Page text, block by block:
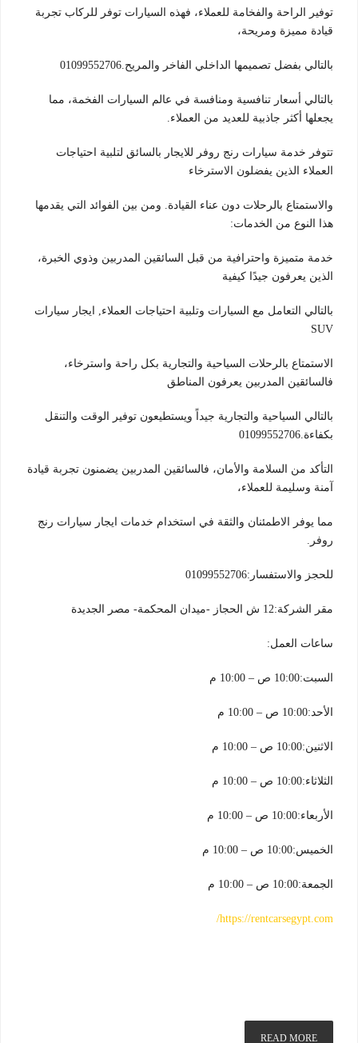
توفير الراحة والفخامة للعملاء، فهذه السيارات توفر للركاب تجربة
قيادة مميزة ومريحة،
بالتالي بفضل تصميمها الداخلي الفاخر والمريح.01099552706
بالتالي أسعار تنافسية ومنافسة في عالم السيارات الفخمة، مما
يجعلها أكثر جاذبية للعديد من العملاء.
تتوفر خدمة سيارات رنج روفر للايجار بالسائق لتلبية احتياجات
العملاء الذين يفضلون الاسترخاء
والاستمتاع بالرحلات دون عناء القيادة. ومن بين الفوائد التي يقدمها
هذا النوع من الخدمات:
خدمة متميزة واحترافية من قبل السائقين المدربين وذوي الخبرة،
الذين يعرفون جيدًا كيفية
بالتالي التعامل مع السيارات وتلبية احتياجات العملاء, ايجار سيارات
SUV
الاستمتاع بالرحلات السياحية والتجارية بكل راحة واسترخاء،
فالسائقين المدربين يعرفون المناطق
بالتالي السياحية والتجارية جيداً ويستطيعون توفير الوقت والتنقل
بكفاءة.01099552706
التأكد من السلامة والأمان، فالسائقين المدربين يضمنون تجربة قيادة
آمنة وسليمة للعملاء،
مما يوفر الاطمئنان والثقة في استخدام خدمات ايجار سيارات رنج
روفر.
للحجز والاستفسار:01099552706
مقر الشركة:12 ش الحجاز -ميدان المحكمة- مصر الجديدة
ساعات العمل:
السبت:10:00 ص – 10:00 م
الأحد:10:00 ص – 10:00 م
الاثنين:10:00 ص – 10:00 م
الثلاثاء:10:00 ص – 10:00 م
الأربعاء:10:00 ص – 10:00 م
الخميس:10:00 ص – 10:00 م
الجمعة:10:00 ص – 10:00 م
https://rentcarsegypt.com/
READ MORE